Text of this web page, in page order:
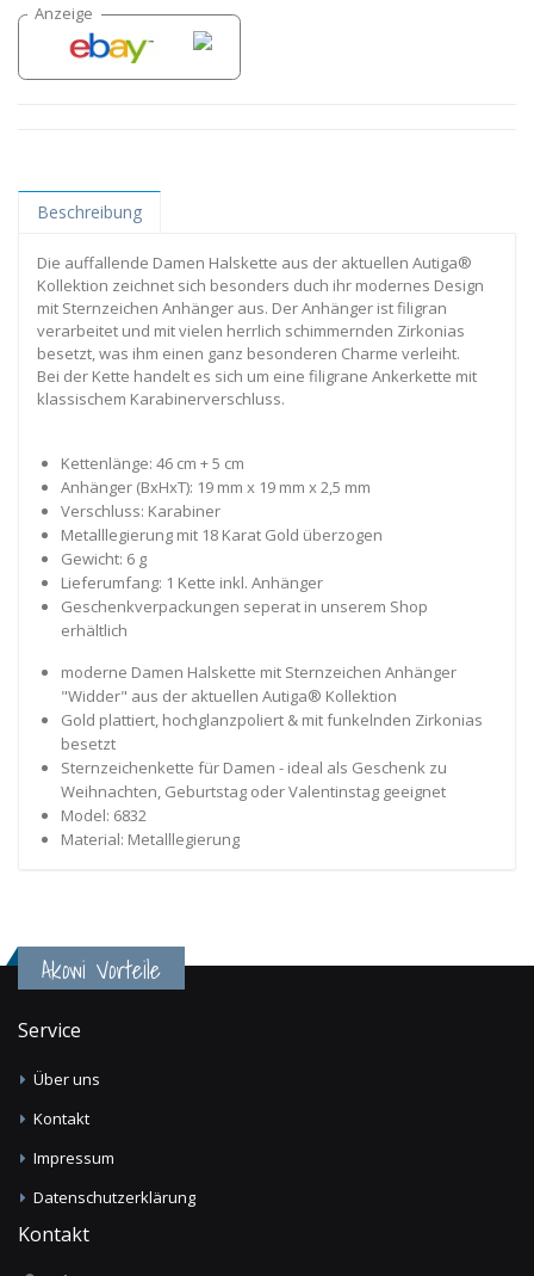
Beschreibung
Die auffallende Damen Halskette aus der aktuellen Autiga®
Kollektion zeichnet sich besonders duch ihr modernes Design
mit Sternzeichen Anhänger aus. Der Anhänger ist filigran
verarbeitet und mit vielen herrlich schimmernden Zirkonias
besetzt, was ihm einen ganz besonderen Charme verleiht.
Bei der Kette handelt es sich um eine filigrane Ankerkette mit
klassischem Karabinerverschluss.
Kettenlänge: 46 cm + 5 cm
Anhänger (BxHxT): 19 mm x 19 mm x 2,5 mm
Verschluss: Karabiner
Metalllegierung mit 18 Karat Gold überzogen
Gewicht: 6 g
Lieferumfang: 1 Kette inkl. Anhänger
Geschenkverpackungen seperat in unserem Shop
erhältlich
moderne Damen Halskette mit Sternzeichen Anhänger
"Widder" aus der aktuellen Autiga® Kollektion
Gold plattiert, hochglanzpoliert & mit funkelnden Zirkonias
besetzt
Sternzeichenkette für Damen - ideal als Geschenk zu
Weihnachten, Geburtstag oder Valentinstag geeignet
Model: 6832
Material: Metalllegierung
Akowi Vorteile
Service
Über uns
Kontakt
Impressum
Datenschutzerklärung
Kontakt